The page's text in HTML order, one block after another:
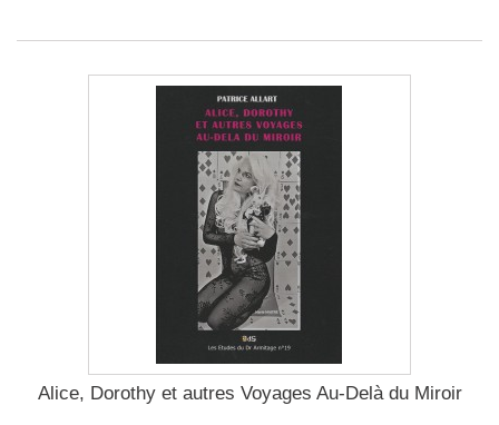
Alice, Dorothy et autres Voyages Au-Delà du Miroir